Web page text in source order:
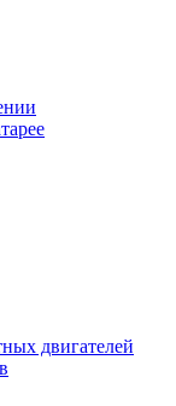
двигателей